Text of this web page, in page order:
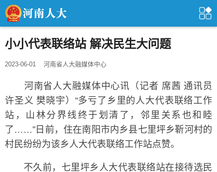
小小代表联络站 解决民生大问题
2023-06-01 河南省人大融媒体中心
河南省人大融媒体中心讯（记者 席茜 通讯员
许圣义 樊晓宇）“多亏了乡里的人大代表联络工作
站，山林分界线终于划清了，邻里关系也和睦
了……”日前，住在南阳市内乡县七里坪乡靳河村的
村民纷纷为该乡人大代表联络工作站点赞。
不久前，七里坪乡人大代表联络站在接待选民